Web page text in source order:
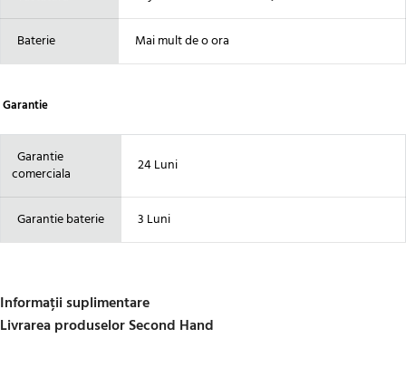
Baterie Mai mult de o ora
Garantie
Garantie
comerciala
24 Luni
Garantie baterie 3 Luni
Informații suplimentare
Livrarea produselor Second Hand